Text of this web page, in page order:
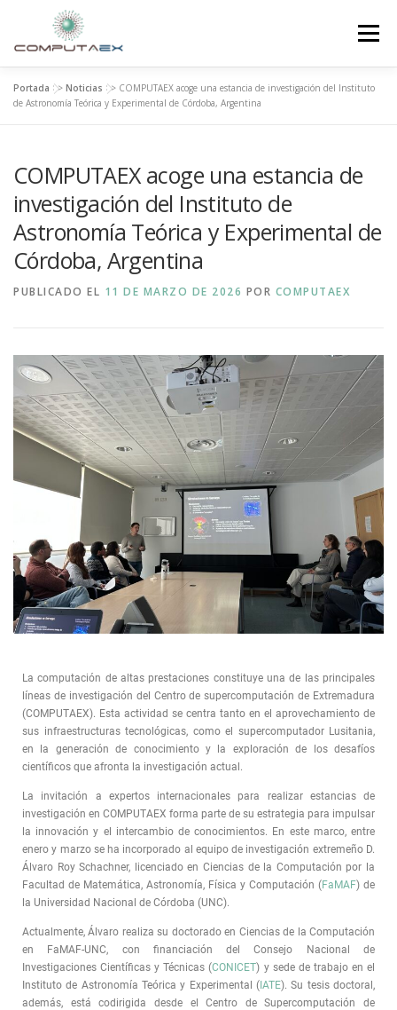
Menú
INICIO LA FUNDACIÓN EL CENTRO
SUPERCOMPUTACIÓN
INVESTIGACIÓN E INNOVACIÓN CONTACTO
Portada >> Noticias >> COMPUTAEX acoge una estancia de investigación del Instituto
de Astronomía Teórica y Experimental de Córdoba, Argentina
COMPUTAEX acoge una estancia de
investigación del Instituto de
Astronomía Teórica y Experimental de
Córdoba, Argentina
PUBLICADO EL 11 DE MARZO DE 2026 POR COMPUTAEX
La computación de altas prestaciones constituye una de las principales
líneas de investigación del Centro de supercomputación de Extremadura
(COMPUTAEX). Esta actividad se centra tanto en el aprovechamiento de
sus infraestructuras tecnológicas, como el supercomputador Lusitania,
en la generación de conocimiento y la exploración de los desafíos
científicos que afronta la investigación actual.
La invitación a expertos internacionales para realizar estancias de
investigación en COMPUTAEX forma parte de su estrategia para impulsar
la innovación y el intercambio de conocimientos. En este marco, entre
enero y marzo se ha incorporado al equipo de investigación extremeño D.
Álvaro Roy Schachner, licenciado en Ciencias de la Computación por la
Facultad de Matemática, Astronomía, Física y Computación (FaMAF) de
la Universidad Nacional de Córdoba (UNC).
Actualmente, Álvaro realiza su doctorado en Ciencias de la Computación
en FaMAF-UNC, con financiación del Consejo Nacional de
Investigaciones Científicas y Técnicas (CONICET) y sede de trabajo en el
Instituto de Astronomía Teórica y Experimental (IATE). Su tesis doctoral,
además, está codirigida desde el Centro de Supercomputación de